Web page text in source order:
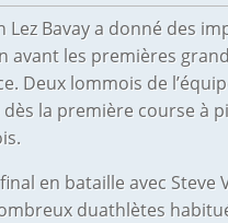
Lez Bavay a donné des
les premières
Deux lommois de
la première course à
en bataille avec
duathlètes